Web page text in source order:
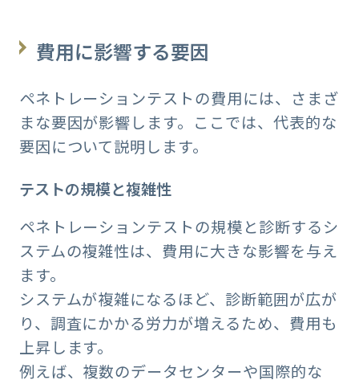
費用に影響する要因
ペネトレーションテストの費用には、さまざ
まな要因が影響します。ここでは、代表的な
要因について説明します。
テストの規模と複雑性
ペネトレーションテストの規模と診断するシ
ステムの複雑性は、費用に大きな影響を与え
ます。
システムが複雑になるほど、診断範囲が広が
り、調査にかかる労力が増えるため、費用も
上昇します。
例えば、複数のデータセンターや国際的な